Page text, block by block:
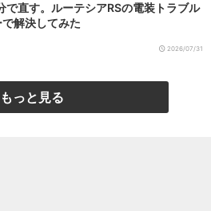
で直す。ルーテシアRSの電装トラブル
解決してみた
2026/07/31
もっと見る